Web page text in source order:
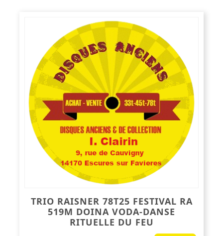
TRIO RAISNER 78T25 FESTIVAL RA
519M DOINA VODA-DANSE
RITUELLE DU FEU